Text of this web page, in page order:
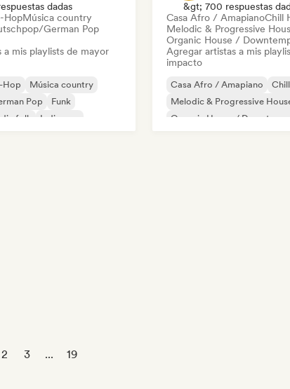
dadas
HopMúsica country
German Pop
a mis playlists de mayor
Hop
Música country
Pop
Funk
folk
Indie pop
&gt; 700 respuestas
Casa Afro / AmapianoChill
Melodic & Progressive
Organic House /
Agregar artistas a mis
impacto
Casa Afro / Amapiano
Melodic & Progressive
Organic House / Downtempo
2 3 ... 19